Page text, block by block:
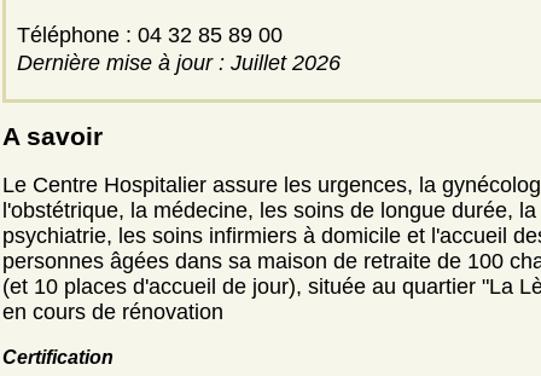
Téléphone : 04 32 85 89 00
Dernière mise à jour : Juillet 2026
A savoir
Le Centre Hospitalier assure les urgences, la
l'obstétrique, la médecine, les soins de longue durée, la
psychiatrie, les soins infirmiers à domicile et l'accueil
personnes âgées dans sa maison de retraite de 100
(et 10 places d'accueil de jour), située au quartier "La
en cours de rénovation
Certification